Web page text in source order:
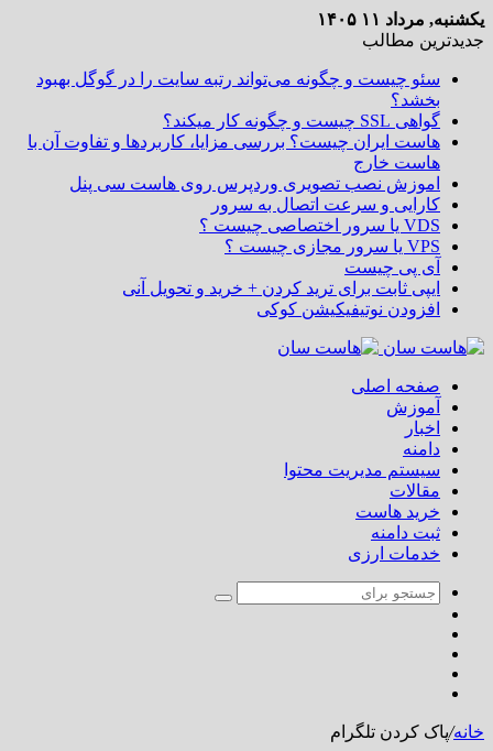
یکشنبه, مرداد ۱۱ ۱۴۰۵
جدیدترین مطالب
سئو چیست و چگونه می‌تواند رتبه سایت را در گوگل بهبود
بخشد؟
گواهی SSL چیست و چگونه کار میکند؟
هاست ایران چیست؟ بررسی مزایا، کاربردها و تفاوت آن با
هاست خارج
اموزش نصب تصویری وردپرس روی هاست سی پنل
کارایی و سرعت اتصال به سرور
VDS یا سرور اختصاصی چیست ؟
VPS یا سرور مجازی چیست ؟
آی پی چیست
ایپی ثابت برای ترید کردن + خرید و تحویل آنی
افزودن نوتیفیکیشن کوکی
صفحه اصلی
آموزش
اخبار
دامنه
سیستم مدیریت محتوا
مقالات
خرید هاست
ثبت دامنه
خدمات ارزی
خانه/پاک کردن تلگرام